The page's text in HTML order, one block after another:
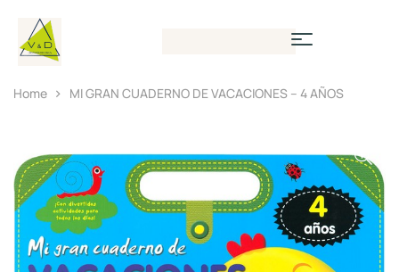
Home MI GRAN CUADERNO DE VACACIONES – 4 AÑOS